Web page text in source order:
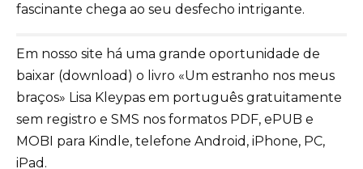
fascinante chega ao seu desfecho intrigante.
Em nosso site há uma grande oportunidade de
baixar (download) o livro «Um estranho nos meus
braços» Lisa Kleypas em português gratuitamente
sem registro e SMS nos formatos PDF, ePUB e
MOBI para Kindle, telefone Android, iPhone, PC,
iPad.